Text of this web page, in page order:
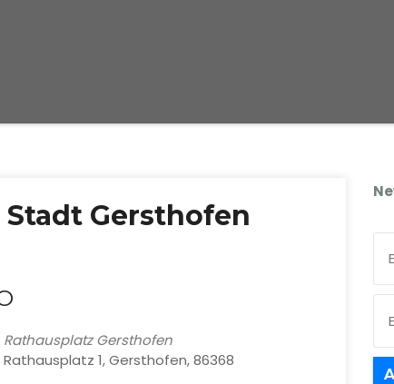
Gersthofen
Rathausplatz Gersthofen
Rathausplatz 1, Gersthofen, 86368